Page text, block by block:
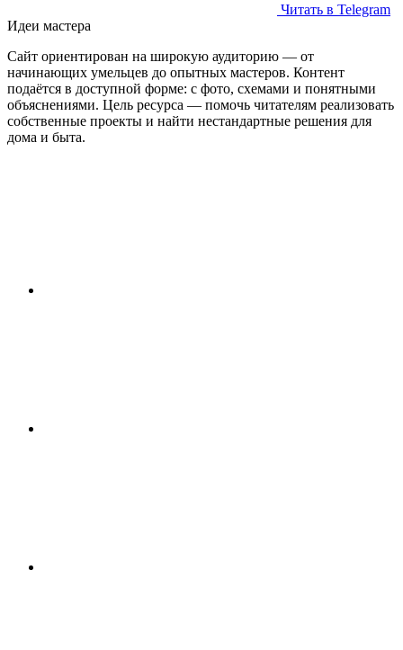
Читать в Telegram
Идеи мастера
Сайт ориентирован на широкую аудиторию — от
начинающих умельцев до опытных мастеров. Контент
подаётся в доступной форме: с фото, схемами и понятными
объяснениями. Цель ресурса — помочь читателям реализовать
собственные проекты и найти нестандартные решения для
дома и быта.